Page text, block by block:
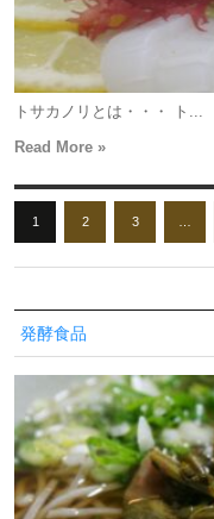
トサカノリとは・・・ ト...
Read More »
1 2 3
発酵食品